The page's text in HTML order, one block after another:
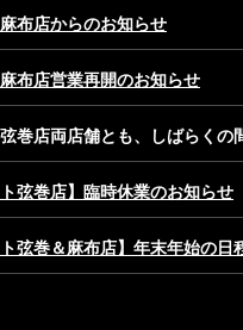
布店からのお知らせ
布店営業再開のお知らせ
巻店両店舗とも、しばらくの
ト弦巻店】臨時休業のお知らせ
ト弦巻＆麻布店】年末年始の日